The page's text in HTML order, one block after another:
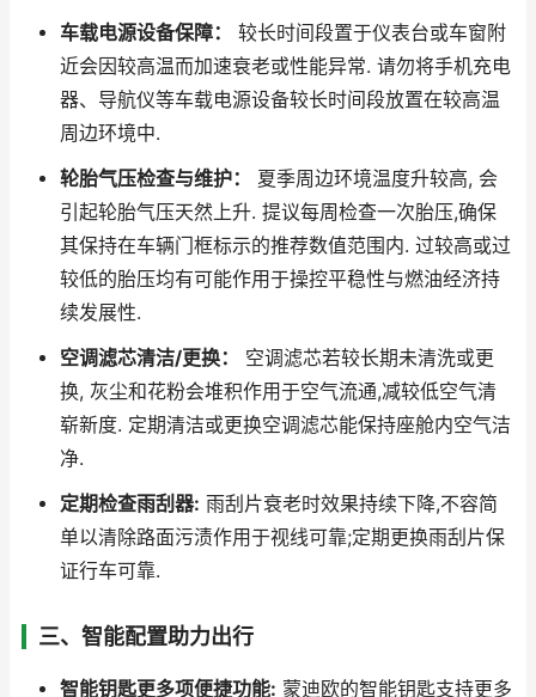
车载电源设备保障：
较长时间段置于仪表台或车窗附
近会因较高温而加速衰老或性能异常. 请勿将手机充电
器、导航仪等车载电源设备较长时间段放置在较高温
周边环境中.
轮胎气压检查与维护：
夏季周边环境温度升较高, 会
引起轮胎气压天然上升. 提议每周检查一次胎压,确保
其保持在车辆门框标示的推荐数值范围内. 过较高或过
较低的胎压均有可能作用于操控平稳性与燃油经济持
续发展性.
空调滤芯清洁/更换：
空调滤芯若较长期未清洗或更
换, 灰尘和花粉会堆积作用于空气流通,减较低空气清
崭新度. 定期清洁或更换空调滤芯能保持座舱内空气洁
净.
定期检查雨刮器: 雨刮片衰老时效果持续下降,不容简
单以清除路面污渍作用于视线可靠;定期更换雨刮片保
证行车可靠.
三、智能配置助力出行
智能钥匙更多项便捷功能: 蒙迪欧的智能钥匙支持更多